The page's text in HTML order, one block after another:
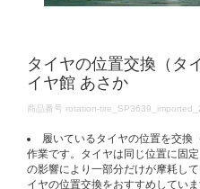
タイヤの位置交換（タ
イヤ館 あさか
DETAILS
商品番号 rotation-
履いているタイヤの位置を交換
作業です。タイヤは同じ位置に固
の影響により一部分だけが摩耗し
イヤの位置交換をおすすめしていま